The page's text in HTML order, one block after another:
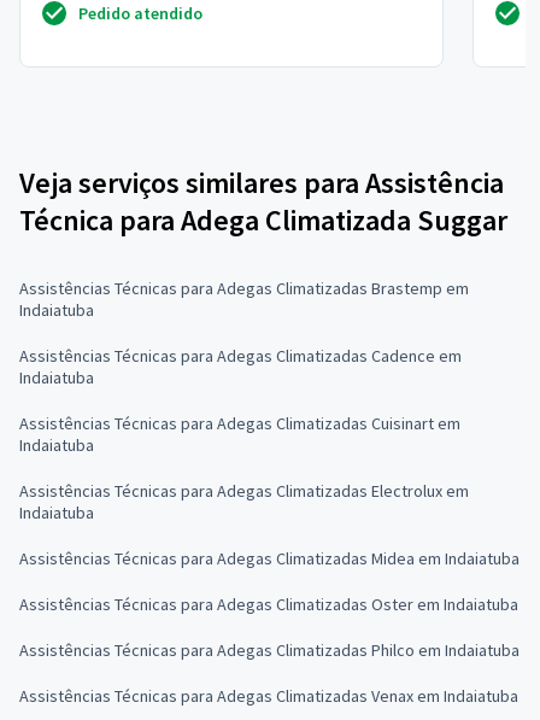
Pedido atendido
Veja serviços similares para Assistência
Técnica para Adega Climatizada Suggar
Assistências Técnicas para Adegas Climatizadas Brastemp em
Indaiatuba
Assistências Técnicas para Adegas Climatizadas Cadence em
Indaiatuba
Assistências Técnicas para Adegas Climatizadas Cuisinart em
Indaiatuba
Assistências Técnicas para Adegas Climatizadas Electrolux em
Indaiatuba
Assistências Técnicas para Adegas Climatizadas Midea em Indaiatuba
Assistências Técnicas para Adegas Climatizadas Oster em Indaiatuba
Assistências Técnicas para Adegas Climatizadas Philco em Indaiatuba
Assistências Técnicas para Adegas Climatizadas Venax em Indaiatuba